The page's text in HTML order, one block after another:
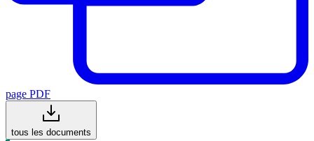
page PDF
tous les documents